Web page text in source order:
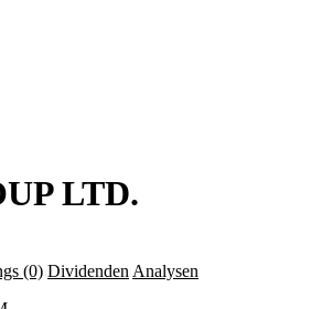
LTD.
(0) Dividenden Analysen